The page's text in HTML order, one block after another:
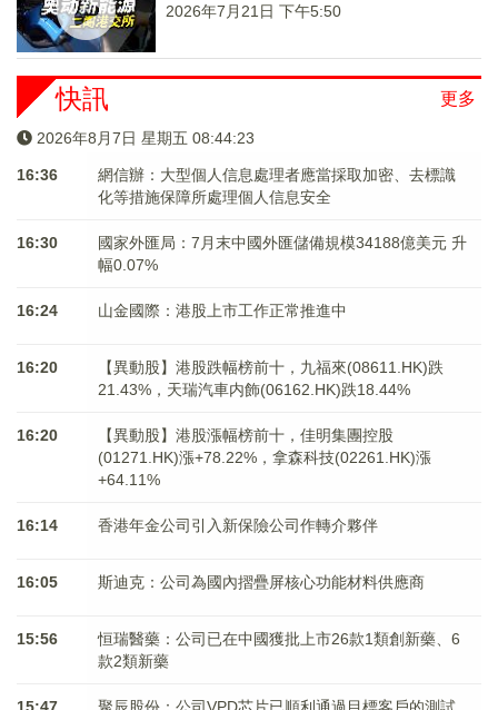
2026年7月21日 下午5:50
更多
快訊
2026年8月7日 星期五 08:44:24
16:36
網信辦：大型個人信息處理者應當採取加密、去標識
化等措施保障所處理個人信息安全
16:30
國家外匯局：7月末中國外匯儲備規模34188億美元 升
幅0.07%
16:24 山金國際：港股上市工作正常推進中
16:20
【異動股】港股跌幅榜前十，九福來(08611.HK)跌
21.43%，天瑞汽車内飾(06162.HK)跌18.44%
16:20
【異動股】港股漲幅榜前十，佳明集團控股
(01271.HK)漲+78.22%，拿森科技(02261.HK)漲
+64.11%
16:14 香港年金公司引入新保險公司作轉介夥伴
16:05 斯迪克：公司為國內摺疊屏核心功能材料供應商
15:56
恒瑞醫藥：公司已在中國獲批上市26款1類創新藥、6
款2類新藥